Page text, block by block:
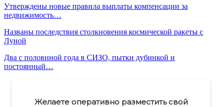
Утверждены новые правила выплаты компенсации за
недвижимость…
Названы последствия столкновения космической ракеты с
Луной
Два с половиной года в СИЗО, пытки дубинкой и
постоянный…
Желаете оперативно разместить свой